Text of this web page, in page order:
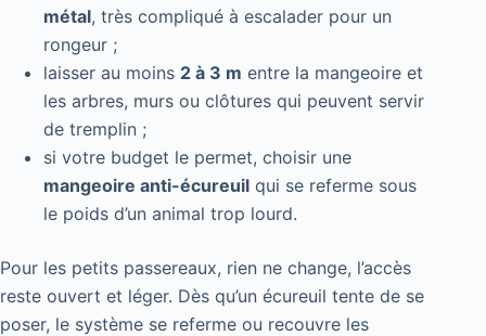
métal, très compliqué à escalader pour un
rongeur ;
laisser au moins 2 à 3 m entre la mangeoire et
les arbres, murs ou clôtures qui peuvent servir
de tremplin ;
si votre budget le permet, choisir une
mangeoire anti-écureuil qui se referme sous
le poids d’un animal trop lourd.
Pour les petits passereaux, rien ne change, l’accès
reste ouvert et léger. Dès qu’un écureuil tente de se
poser, le système se referme ou recouvre les